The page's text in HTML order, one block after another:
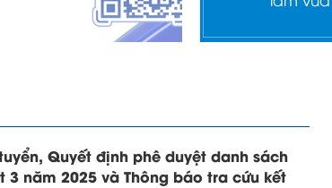
Quyết định phê duyệt danh sách
năm 2025 và Thông báo tra cứu kết